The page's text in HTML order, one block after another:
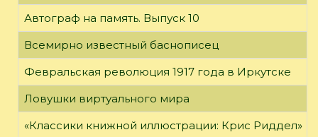
Автограф на память. Выпуск 10
Всемирно известный баснописец
Февральская революция 1917 года в Иркутске
Ловушки виртуального мира
«Классики книжной иллюстрации: Крис Риддел»